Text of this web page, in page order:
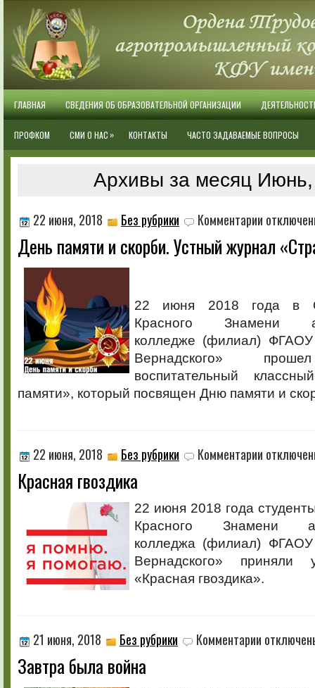
ГЛАВНАЯ СВЕДЕНИЯ ОБ ОБРАЗОВАТЕЛЬНОЙ ОРГАНИЗАЦИИ
ПРОФКОМ СМИ О НАС » КОНТАКТЫ ЧАСТО ЗАДАВАЕМЫЕ ВОПРОСЫ
Архивы за месяц
22 июня, 2018 Без рубрики Комментарии записи
День
памяти
журнал
памяти»
День памяти и скорби. Устный журнал
22 июня 2018 года в
Красного Знамени
колледже (филиал)
Вернадского»
воспитательный
памяти», который посвящен Дню памяти и
22 июня, 2018 Без рубрики Комментарии записи
Красная гвоздика
22 июня 2018 года
Красного Знамени
колледжа (филиал)
Вернадского»
«Красная гвоздика».
21 июня, 2018 Без рубрики Комментарии записи
Завтра была война